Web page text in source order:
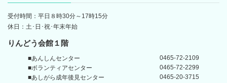
受付時間：平日８時30分～17時15分
休日：土･日･祝･年末年始
りんどう会館１階
■あんしんセンター
0465-72-2109
■ボランティアセンター
0465-72-2299
■あしがら成年後見センター
0465-20-3715